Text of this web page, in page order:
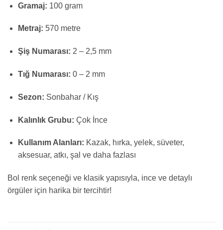
Gramaj: 100 gram
Metraj: 570 metre
Şiş Numarası: 2 – 2,5 mm
Tığ Numarası: 0 – 2 mm
Sezon: Sonbahar / Kış
Kalınlık Grubu: Çok İnce
Kullanım Alanları: Kazak, hırka, yelek, süveter,
aksesuar, atkı, şal ve daha fazlası
Bol renk seçeneği ve klasik yapısıyla, ince ve detaylı
örgüler için harika bir tercihtir!